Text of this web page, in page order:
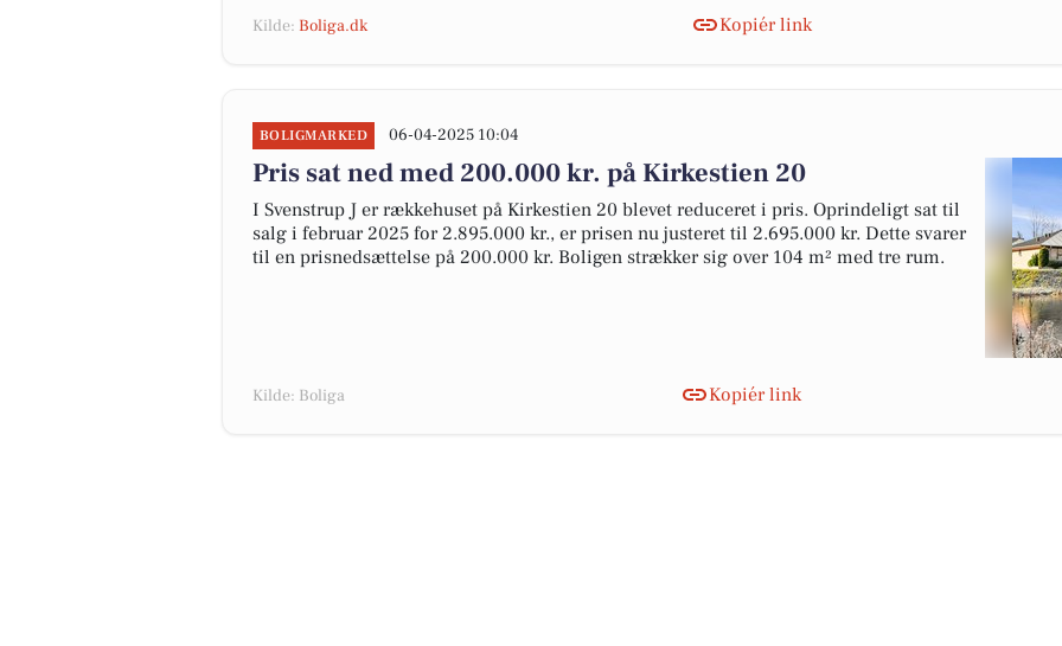
Kilde: Boliga.dk Kopiér link
BOLIGMARKED 06-04-2025 10:04
Pris sat ned med 200.000 kr. på Kirkestien 20
I Svenstrup J er rækkehuset på Kirkestien 20 blevet reduceret i pris. Oprindeligt sat til
salg i februar 2025 for 2.895.000 kr., er prisen nu justeret til 2.695.000 kr. Dette svarer
til en prisnedsættelse på 200.000 kr. Boligen strækker sig over 104 m² med tre rum.
Kilde: Boliga Kopiér link